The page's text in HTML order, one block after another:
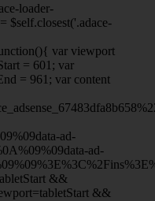
loader-
$self.closest('.adace-
var viewport
= 601; var
= 961; var content
ad-
ad-
&&
=tabletStart &&